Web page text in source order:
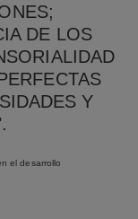
DE LOS
Y
el desarrollo